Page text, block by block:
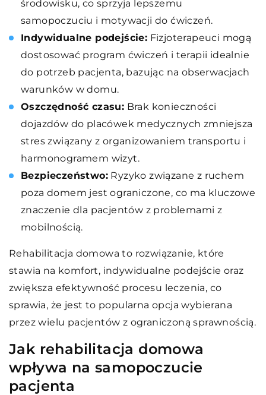
środowisku, co sprzyja lepszemu
samopoczuciu i motywacji do ćwiczeń.
Indywidualne podejście: Fizjoterapeuci mogą
dostosować program ćwiczeń i terapii idealnie
do potrzeb pacjenta, bazując na obserwacjach
warunków w domu.
Oszczędność czasu: Brak konieczności
dojazdów do placówek medycznych zmniejsza
stres związany z organizowaniem transportu i
harmonogramem wizyt.
Bezpieczeństwo: Ryzyko związane z ruchem
poza domem jest ograniczone, co ma kluczowe
znaczenie dla pacjentów z problemami z
mobilnością.
Rehabilitacja domowa to rozwiązanie, które
stawia na komfort, indywidualne podejście oraz
zwiększa efektywność procesu leczenia, co
sprawia, że jest to popularna opcja wybierana
przez wielu pacjentów z ograniczoną sprawnością.
Jak rehabilitacja domowa
wpływa na samopoczucie
pacjenta